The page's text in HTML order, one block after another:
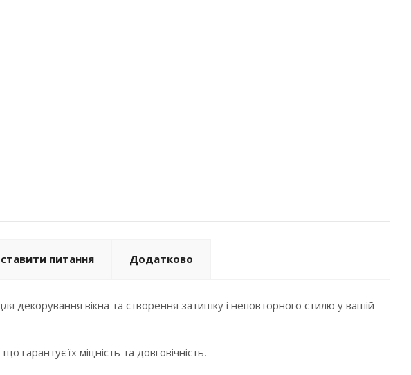
питання Додатково
вікна та створення затишку і неповторного стилю у вашій
гарантує їх міцність та довговічність.